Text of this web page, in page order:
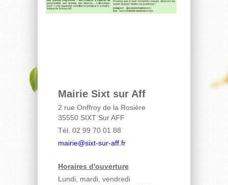
Mairie Sixt sur Aff
2 rue Onffroy de la Rosière
35550 SIXT Sur AFF
Tél. 02 99 70 01 88
mairie@sixt-sur-aff.fr
Horaires d'ouverture
Lundi, mardi, vendredi